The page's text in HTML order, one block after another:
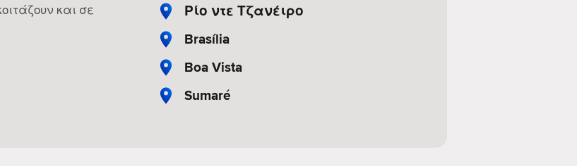
και σε
Ρίο ντε Τζανέιρο
Brasília
Boa Vista
Sumaré